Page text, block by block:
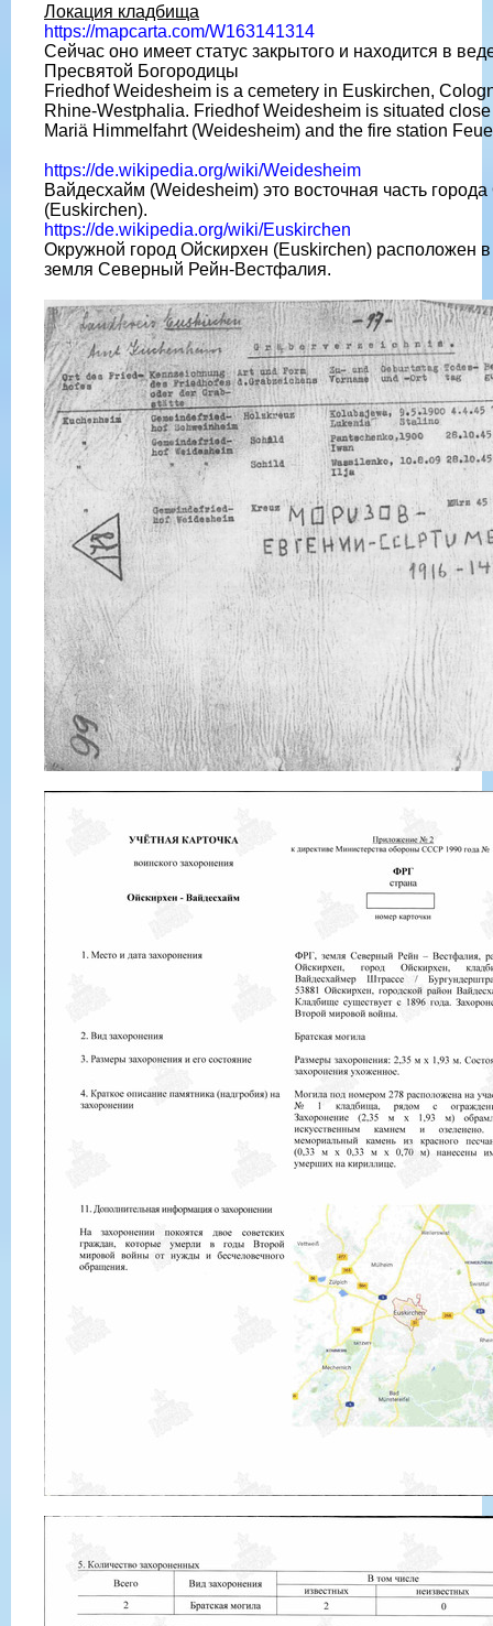
Локация кладбища
https://mapcarta.com/W163141314
Сейчас оно имеет статус закрытого и находится в
Пресвятой Богородицы
Friedhof Weidesheim is a cemetery in Euskirchen,
Rhine-Westphalia. Friedhof Weidesheim is situated
Mariä Himmelfahrt (Weidesheim) and the fire station
https://de.wikipedia.org/wiki/Weidesheim
Вайдесхайм (Weidesheim) это восточная часть
(Euskirchen).
https://de.wikipedia.org/wiki/Euskirchen
Окружной город Ойскирхен (Euskirchen) расположен в
земля Северный Рейн-Вестфалия.